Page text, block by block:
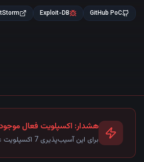
GitHub PoC
Exploit-DB
هشدار: اکسپلویت فعال موجود
برای این آسیب‌پذیری 7